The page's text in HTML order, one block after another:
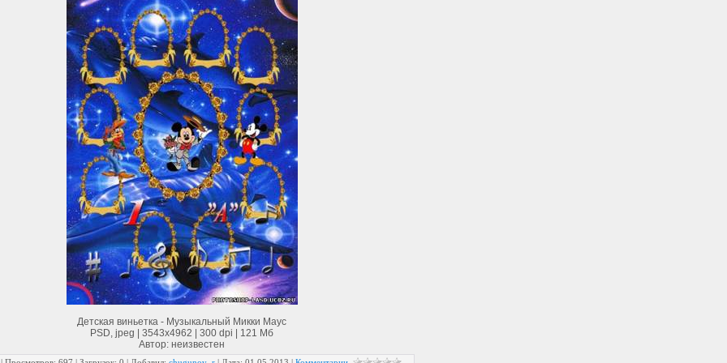
Детская виньетка - Музыкальный Микки Маус
PSD, jpeg | 3543x4962 | 300 dpi | 121 Мб
Автор: неизвестен